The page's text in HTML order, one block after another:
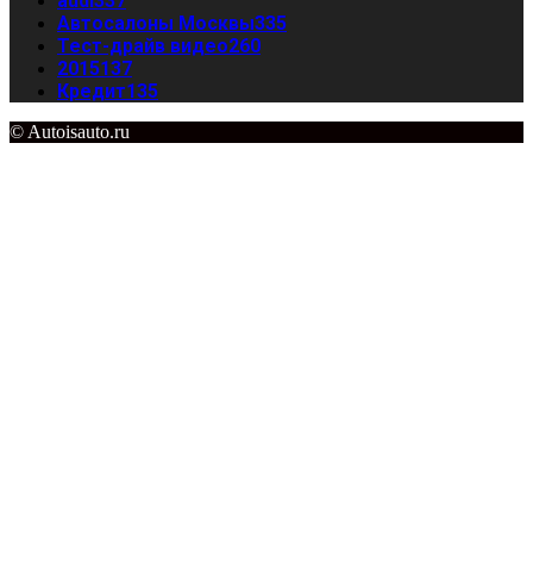
Автосалоны Москвы335
Тест-драйв видео260
2015137
Кредит135
© Autoisauto.ru